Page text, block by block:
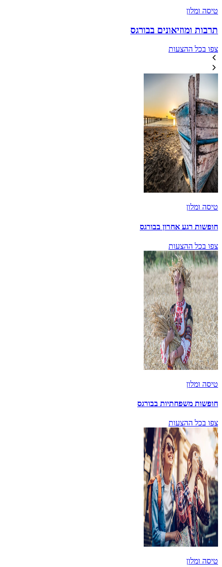
טיסה ומלון
תרבות ומוזיאונים בבורגס
צפו בכל ההצעות
טיסה ומלון
חופשות רגע אחרון בבורגס
צפו בכל ההצעות
טיסה ומלון
חופשות משפחתיות בבורגס
צפו בכל ההצעות
טיסה ומלון